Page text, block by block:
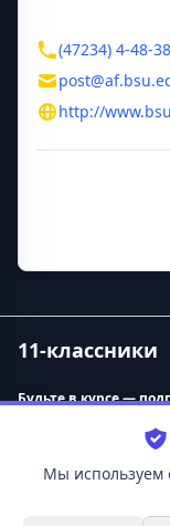
(47234) 4-48-38
http://
11-классники
Будьте в курсе —
О нас
11-классники
Мы используем